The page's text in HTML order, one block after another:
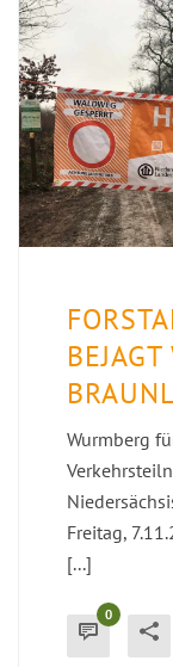
Wurmberg
Freitag,
[...]
0